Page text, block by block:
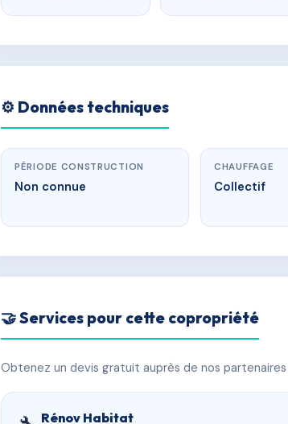
⚙️ Données techniques
PÉRIODE CONSTRUCTION
Non connue
CHAUFFAGE
Collectif
🤝 Services pour cette copropriété
Obtenez un devis gratuit auprès de nos
Rénov Habitat